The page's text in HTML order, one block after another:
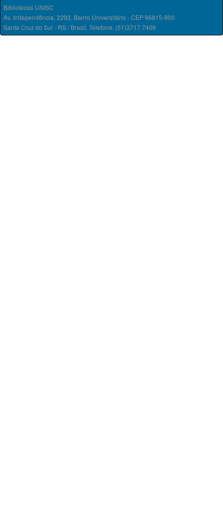
Bibliotecas UNISC
Av. Independência, 2293, Bairro Universitário - CEP 96815-900
Santa Cruz do Sul - RS / Brasil. Telefone: (51)3717.7409